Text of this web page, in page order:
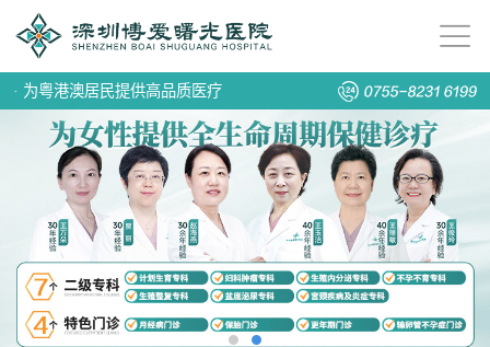
· 为粤港澳居民提供高品质医疗